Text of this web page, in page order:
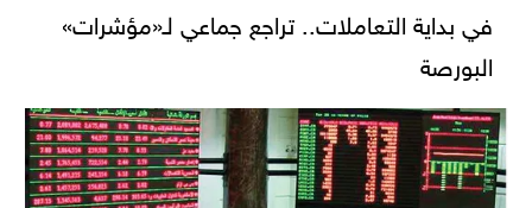
في بداية التعاملات.. تراجع جماعي لـ«مؤشرات»
البورصة